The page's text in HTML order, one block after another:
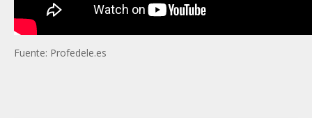
Fuente: Profedele.es